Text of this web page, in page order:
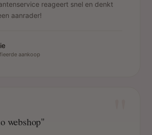
reageert snel en denkt
aanrader!
aankoop
webshop"